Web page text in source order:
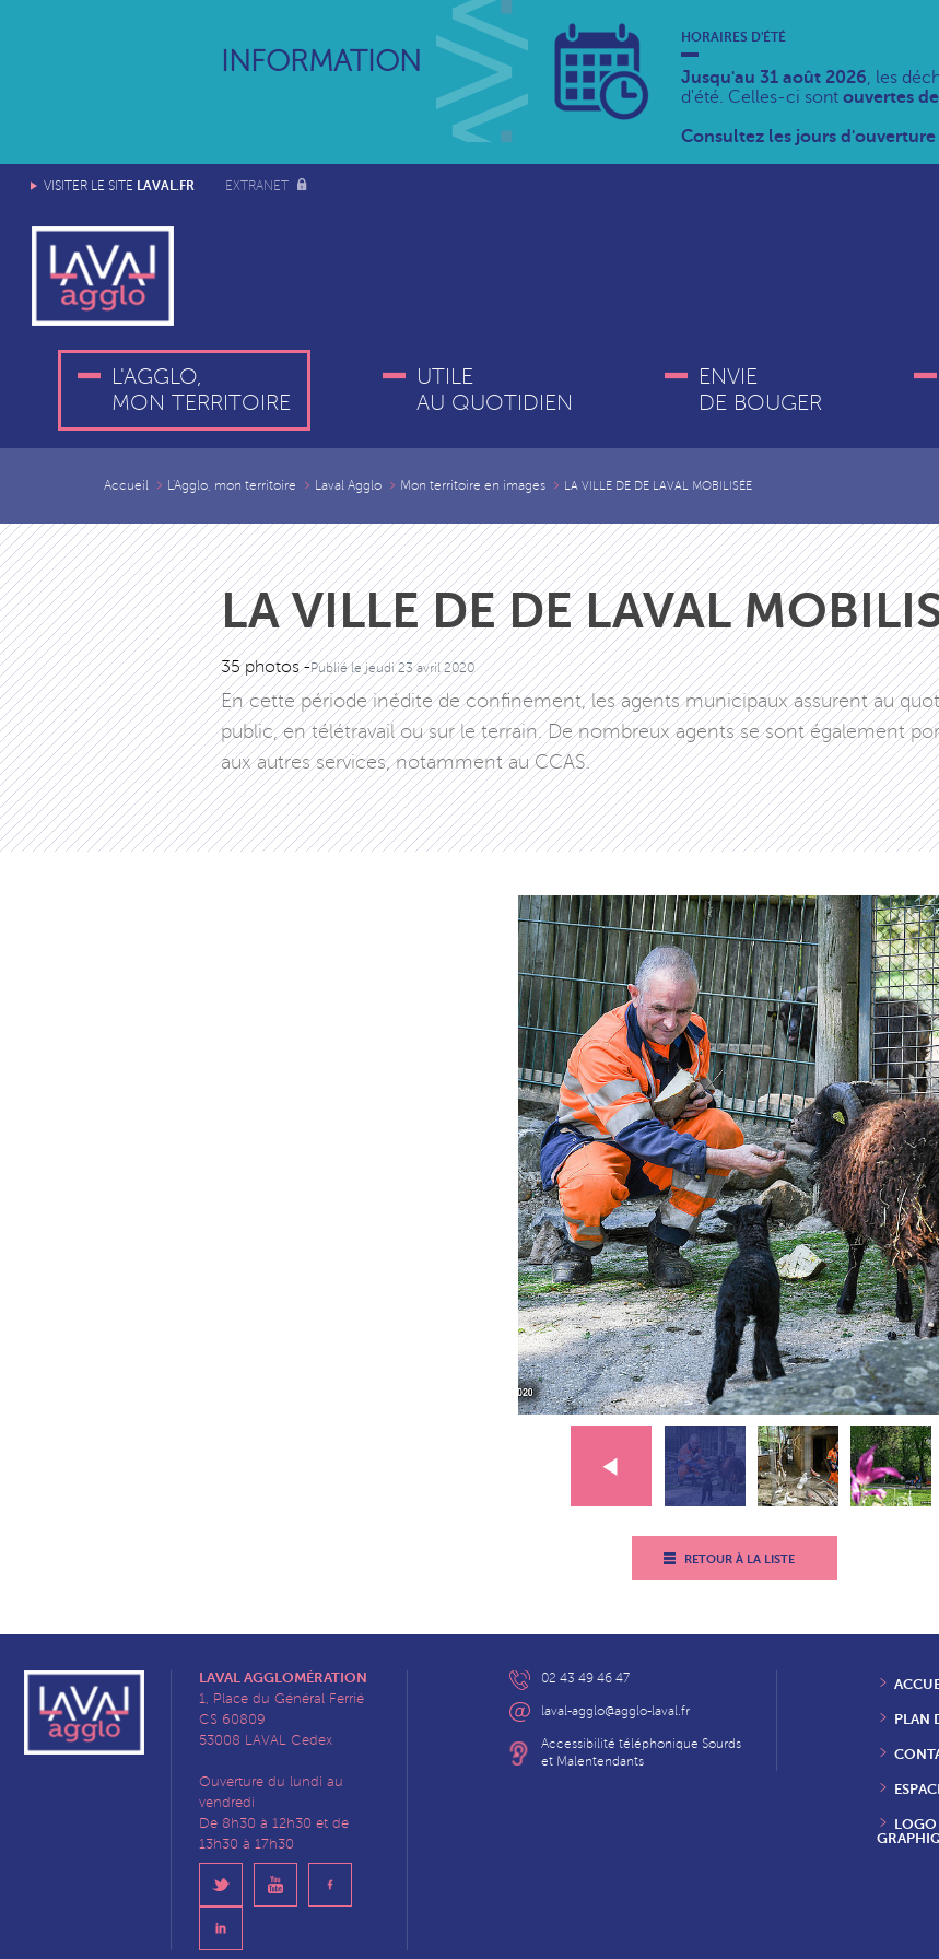
INFORMATION
HORAIRES D'ÉTÉ
Jusqu'au 31 août 2026, les
d'été. Celles-ci sont ouvertes
Consultez les jours d'ouverture
VISITER LE SITE LAVAL.FR EXTRANET
L'AGGLO,
MON TERRITOIRE
UTILE
AU QUOTIDIEN
ENVIE
DE BOUGER
Accueil L'Agglo, mon territoire Laval Agglo Mon territoire en images LA VILLE DE DE LAVAL MOBILISÉE
LA VILLE DE DE LAVAL
35 photos -Publié lejeudi 23 avril 2020
En cette période inédite de confinement, les agents municipaux assurent au
public, en télétravail ou sur le terrain. De nombreux agents se sont également
aux autres services, notamment au CCAS.
RETOUR À LA LISTE
LAVAL AGGLOMÉRATION
1, Place du Général Ferrié
CS 60809
53008 LAVAL Cedex
Ouverture du lundi au
vendredi
De 8h30 à 12h30 et de
13h30 à 17h30
02 43 49 46 47
laval-agglo@agglo-laval.fr
Accessibilité téléphonique Sourds
et Malentendants
PLAN
LOGO